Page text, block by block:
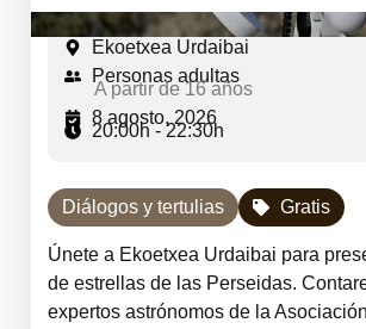
Ekoetxea Urdaibai
Personas adultas
A partir de 16 años
8 agosto, 2026
20:00h - 22:30h
Diálogos y tertulias Gratis
Únete a Ekoetxea Urdaibai para
de estrellas de las Perseidas.
expertos astrónomos de la